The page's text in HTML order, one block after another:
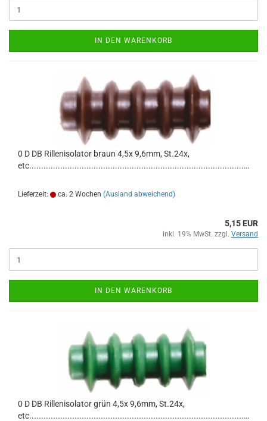
IN DEN WARENKORB
0 D DB Rillenisolator braun 4,5x 9,6mm, St.24x,
etc...............................................................................................
Lieferzeit: ca. 2 Wochen (Ausland abweichend)
5,15 EUR
inkl. 19% MwSt. zzgl. Versand
IN DEN WARENKORB
0 D DB Rillenisolator grün 4,5x 9,6mm, St.24x,
etc................................................................................................